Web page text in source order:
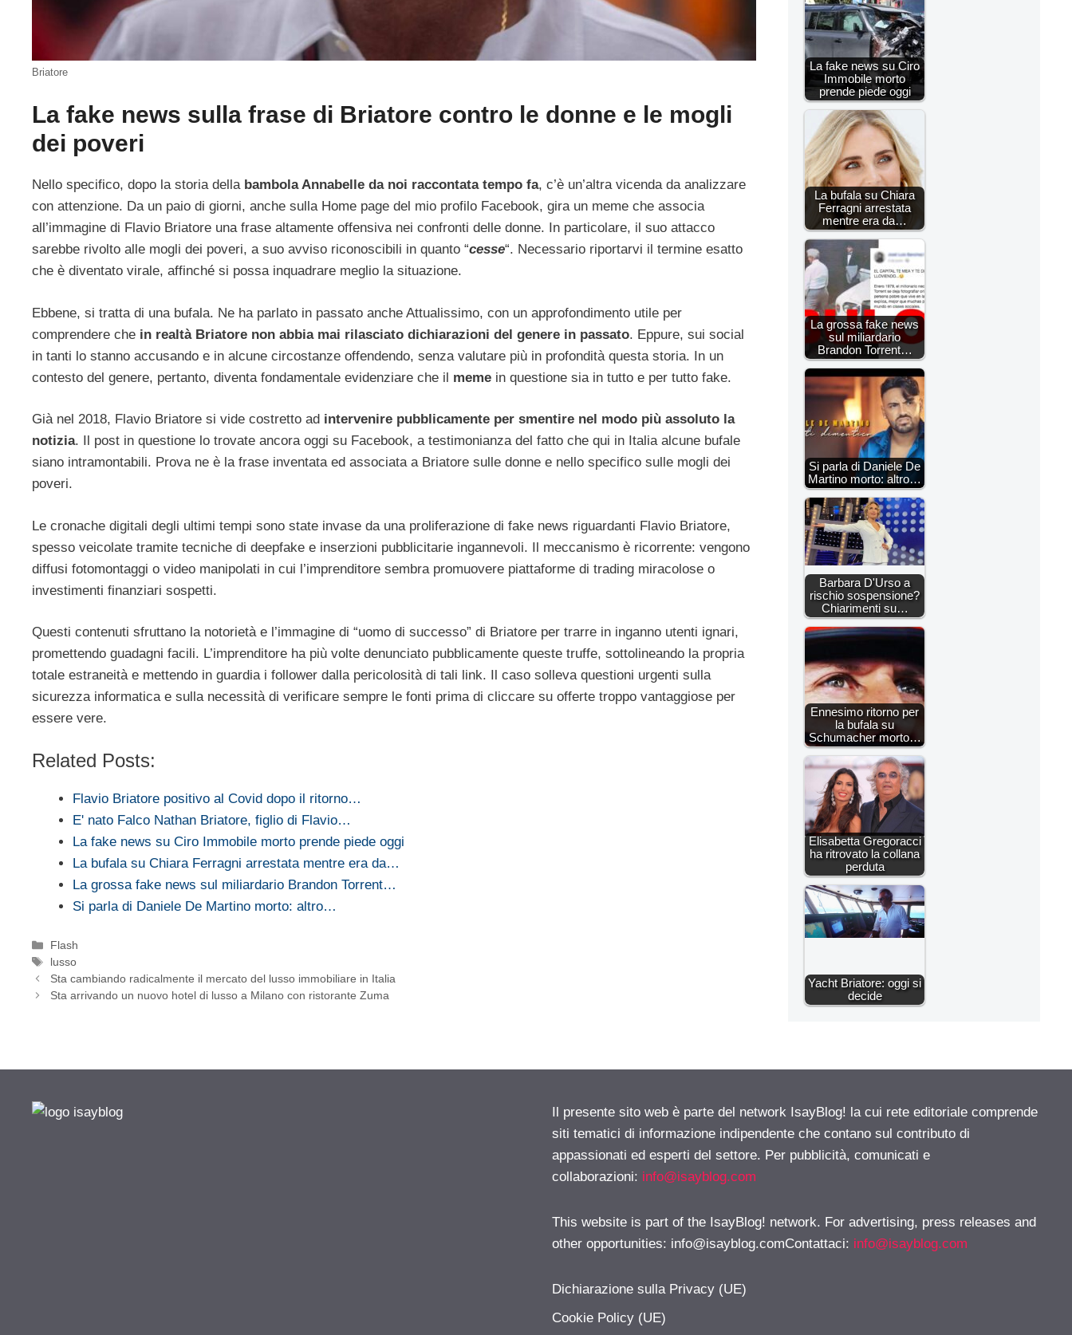
Briatore
La fake news sulla frase di Briatore contro le donne e le mogli
dei poveri
Nello specifico, dopo la storia della bambola Annabelle da noi raccontata tempo fa, c’è un’altra vicenda da analizzare
con attenzione. Da un paio di giorni, anche sulla Home page del mio profilo Facebook, gira un meme che associa
all’immagine di Flavio Briatore una frase altamente offensiva nei confronti delle donne. In particolare, il suo attacco
sarebbe rivolto alle mogli dei poveri, a suo avviso riconoscibili in quanto “cesse“. Necessario riportarvi il termine esatto
che è diventato virale, affinché si possa inquadrare meglio la situazione.
Ebbene, si tratta di una bufala. Ne ha parlato in passato anche Attualissimo, con un approfondimento utile per
comprendere che in realtà Briatore non abbia mai rilasciato dichiarazioni del genere in passato. Eppure, sui social
in tanti lo stanno accusando e in alcune circostanze offendendo, senza valutare più in profondità questa storia. In un
contesto del genere, pertanto, diventa fondamentale evidenziare che il meme in questione sia in tutto e per tutto fake.
Già nel 2018, Flavio Briatore si vide costretto ad intervenire pubblicamente per smentire nel modo più assoluto la
notizia. Il post in questione lo trovate ancora oggi su Facebook, a testimonianza del fatto che qui in Italia alcune bufale
siano intramontabili. Prova ne è la frase inventata ed associata a Briatore sulle donne e nello specifico sulle mogli dei
poveri.
Le cronache digitali degli ultimi tempi sono state invase da una proliferazione di fake news riguardanti Flavio Briatore,
spesso veicolate tramite tecniche di deepfake e inserzioni pubblicitarie ingannevoli. Il meccanismo è ricorrente: vengono
diffusi fotomontaggi o video manipolati in cui l’imprenditore sembra promuovere piattaforme di trading miracolose o
investimenti finanziari sospetti.
Questi contenuti sfruttano la notorietà e l’immagine di “uomo di successo” di Briatore per trarre in inganno utenti ignari,
promettendo guadagni facili. L’imprenditore ha più volte denunciato pubblicamente queste truffe, sottolineando la propria
totale estraneità e mettendo in guardia i follower dalla pericolosità di tali link. Il caso solleva questioni urgenti sulla
sicurezza informatica e sulla necessità di verificare sempre le fonti prima di cliccare su offerte troppo vantaggiose per
essere vere.
Related Posts:
Flavio Briatore positivo al Covid dopo il ritorno…
E' nato Falco Nathan Briatore, figlio di Flavio…
La fake news su Ciro Immobile morto prende piede oggi
La bufala su Chiara Ferragni arrestata mentre era da…
La grossa fake news sul miliardario Brandon Torrent…
Si parla di Daniele De Martino morto: altro…
Categorie
Flash
Tag
lusso
Sta cambiando radicalmente il mercato del lusso immobiliare in Italia
Sta arrivando un nuovo hotel di lusso a Milano con ristorante Zuma
La fake news su Ciro
Immobile morto
prende piede oggi
La bufala su Chiara
Ferragni arrestata
mentre era da…
La grossa fake news
sul miliardario
Brandon Torrent…
Si parla di Daniele De
Martino morto: altro…
Barbara D'Urso a
rischio sospensione?
Chiarimenti su…
Ennesimo ritorno per
la bufala su
Schumacher morto…
Elisabetta Gregoracci
ha ritrovato la collana
perduta
Yacht Briatore: oggi si
decide
Il presente sito web è parte del network IsayBlog! la cui rete editoriale comprende
siti tematici di informazione indipendente che contano sul contributo di
appassionati ed esperti del settore. Per pubblicità, comunicati e
collaborazioni: info@isayblog.com
This website is part of the IsayBlog! network. For advertising, press releases and
other opportunities: info@isayblog.comContattaci: info@isayblog.com
Dichiarazione sulla Privacy (UE)
Cookie Policy (UE)